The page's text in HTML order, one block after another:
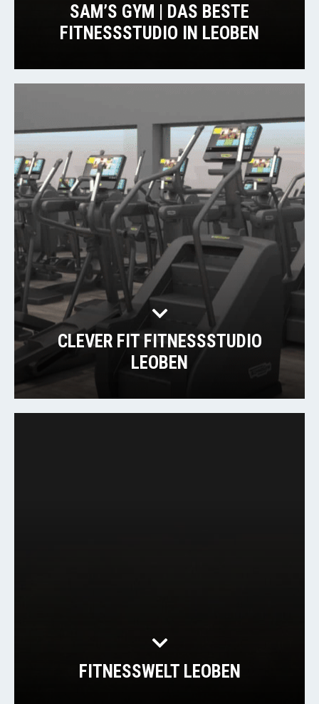
SAM’S GYM | DAS BESTE
FITNESSSTUDIO IN LEOBEN
CLEVER FIT FITNESSSTUDIO
LEOBEN
FITNESSWELT LEOBEN